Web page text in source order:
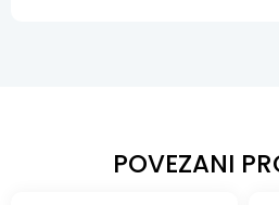
POVEZANI